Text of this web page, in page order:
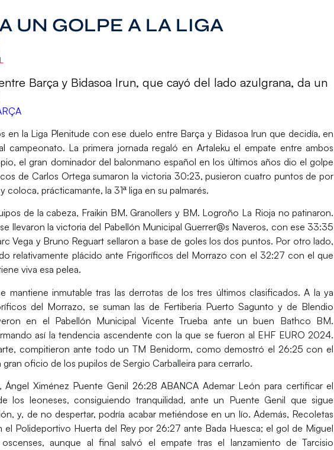
UN GOLPE A LA LIGA
Barça y Bidasoa Irun, que cayó del lado azulgrana, da un
en la Liga Plenitude con ese duelo entre Barça y Bidasoa Irun que decidía, en
campeonato. La primera jornada regaló en Artaleku el empate entre ambos
el gran dominador del balonmano español en los últimos años dio el golpe
de Carlos Ortega sumaron la victoria 30:23, pusieron cuatro puntos de por
coloca, prácticamante, la 31ª liga en su palmarés.
de la cabeza, Fraikin BM. Granollers y BM. Logroño La Rioja no patinaron.
llevaron la victoria del Pabellón Municipal Guerrer@s Naveros, con ese 33:35
Vega y Bruno Reguart sellaron a base de goles los dos puntos. Por otro lado,
relativamente plácido ante Frigoríficos del Morrazo con el 32:27 con el que
viva esa pelea.
mantiene inmutable tras las derrotas de los tres últimos clasificados. A la ya
del Morrazo, se suman las de Fertiberia Puerto Sagunto y de Blendio
en el Pabellón Municipal Vicente Trueba ante un buen Bathco BM.
así la tendencia ascendente con la que se fueron al EHF EURO 2024.
compitieron ante todo unTM Benidorm, como demostró el 26:25 con el
oficio de los pupilos de Sergio Carballeira para cerrarlo.
Ángel Ximénez Puente Genil 26:28ABANCA Ademar León para certificar el
los leoneses, consiguiendo tranquilidad, ante un Puente Genil que sigue
y, de no despertar, podría acabar metiéndose en un lío. Además, Recoletas
el Polideportivo Huerta del Rey por 26:27 ante Bada Huesca; el gol de Miguel
aunque al final salvó el empate tras el lanzamiento deTarcisio